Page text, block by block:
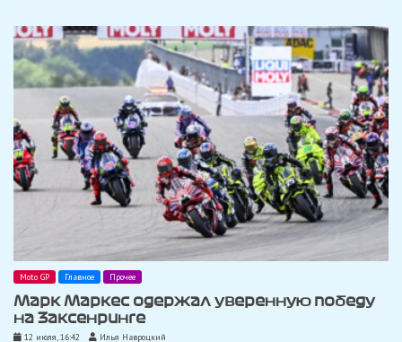
прошло
лучше,
чем
ожидалось»
Moto GP Главное Прочее
Марк Маркес одержал уверенную победу
на Заксенринге
12 июля, 16:42 Илья Навроцкий